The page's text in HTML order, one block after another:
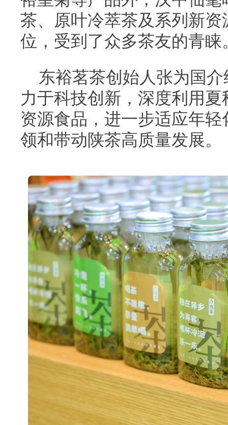
茶、原叶冷萃茶及系列新
位，受到了众多茶友的青睐
东裕茗茶创始人张为国
力于科技创新，深度利用
资源食品，进一步适应年
领和带动陕茶高质量发展。